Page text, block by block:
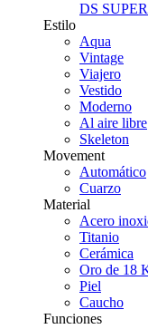
DS
Estilo
Aqua
Vintage
Viajero
Vestido
Moderno
Al aire libre
Skeleton
Movement
Automático
Cuarzo
Material
Acero
Titanio
Cerámica
Oro de 18
Piel
Caucho
Funciones